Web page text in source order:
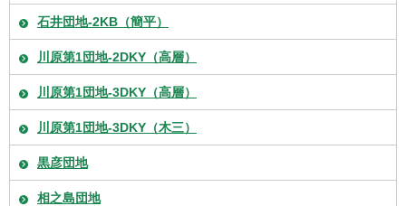
石井団地-2KB（簡平）
川原第1団地-2DKY（高層）
川原第1団地-3DKY（高層）
川原第1団地-3DKY（木三）
黒彦団地
相之島団地